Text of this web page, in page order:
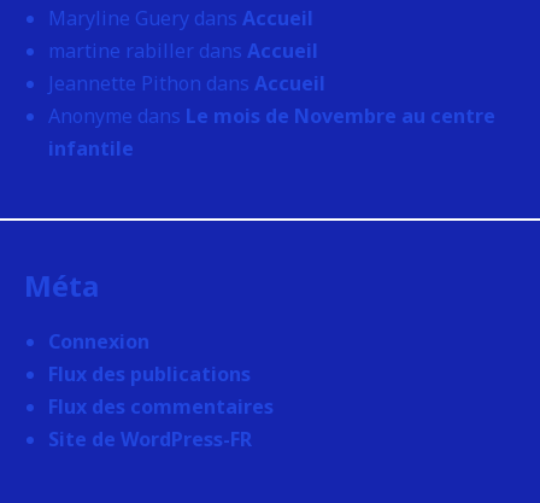
Maryline Guery dans Accueil
martine rabiller dans Accueil
Jeannette Pithon dans Accueil
Anonyme dans Le mois de Novembre au centre
infantile
Méta
Connexion
Flux des publications
Flux des commentaires
Site de WordPress-FR